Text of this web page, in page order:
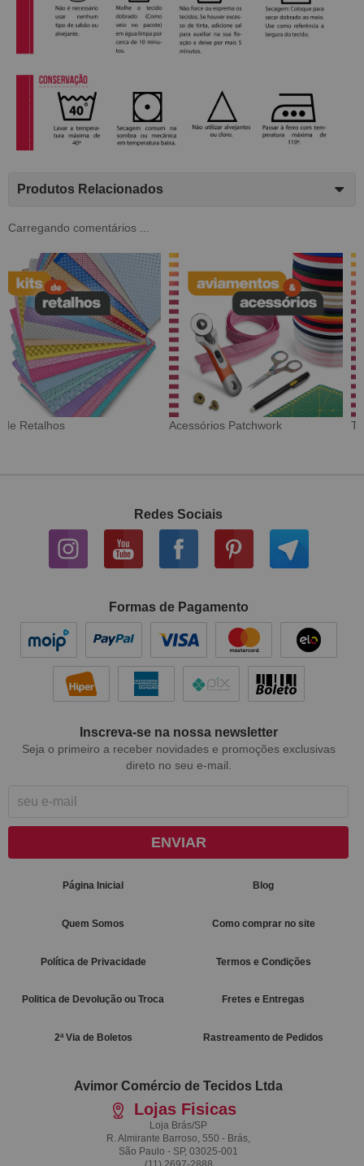
Produtos Relacionados
Carregando comentários ...
Tecido Digital Sarja Impermeável
Redes Sociais
Formas de Pagamento
Inscreva-se na nossa newsletter
Seja o primeiro a receber novidades e promoções exclusivas
direto no seu e-mail.
ENVIAR
Página Inicial Blog
Quem Somos Como comprar no site
Política de Privacidade Termos e Condições
Politica de Devolução ou Troca Fretes e Entregas
2ª Via de Boletos Rastreamento de Pedidos
Avimor Comércio de Tecidos Ltda
Lojas Fisicas
Loja Brás/SP
R. Almirante Barroso, 550 - Brás,
São Paulo - SP, 03025-001